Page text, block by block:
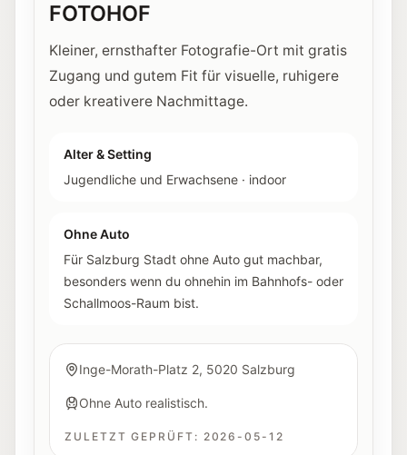
FOTOHOF
Kleiner, ernsthafter Fotografie-Ort mit gratis
Zugang und gutem Fit für visuelle, ruhigere
oder kreativere Nachmittage.
Alter & Setting
Jugendliche und Erwachsene · indoor
Ohne Auto
Für Salzburg Stadt ohne Auto gut machbar,
besonders wenn du ohnehin im Bahnhofs- oder
Schallmoos-Raum bist.
Inge-Morath-Platz 2, 5020 Salzburg
Ohne Auto realistisch.
ZULETZT GEPRÜFT: 2026-05-12